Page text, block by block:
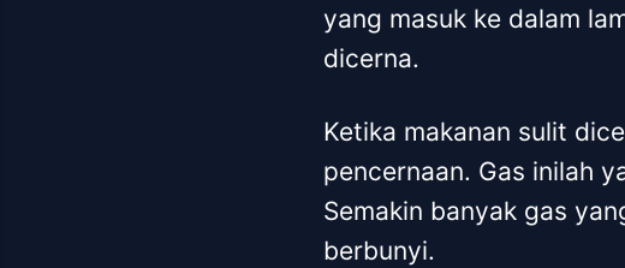
yang masuk ke dalam
dicerna.
Ketika makanan sulit
pencernaan. Gas inilah
Semakin banyak gas
berbunyi.